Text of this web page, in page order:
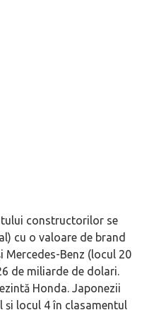
constructorilor se
cu o valoare de brand
Mercedes-Benz (locul 20
de miliarde de dolari.
Honda. Japonezii
și locul 4 în clasamentul